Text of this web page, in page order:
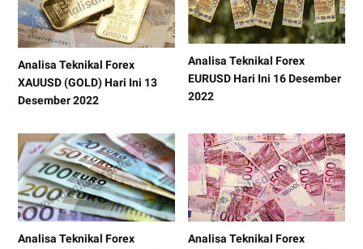
Analisa Teknikal Forex
XAUUSD (GOLD) Hari Ini 13
Desember 2022
Analisa Teknikal Forex
EURUSD Hari Ini 16 Desember
2022
Analisa Teknikal Forex
Analisa Teknikal Forex